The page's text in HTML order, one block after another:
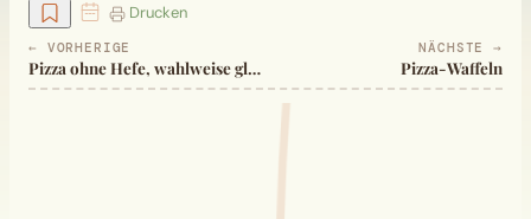
Pflanzen
Drucken
← VORHERIGE
Pizza ohne Hefe, wahlweise glutenfrei
NÄCHSTE →
Pizza-Waffeln